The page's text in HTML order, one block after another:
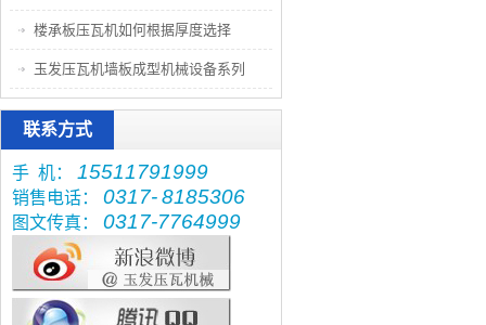
楼承板压瓦机如何根据厚度选择
玉发压瓦机墙板成型机械设备系列
联系方式
手 机： 15511791999
销售电话： 0317-8185306
图文传真： 0317-7764999